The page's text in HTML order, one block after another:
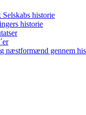
historie
historie
næstformænd gennem